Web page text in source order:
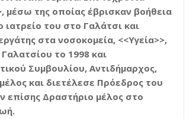
μέσω της οποίας έβρισκαν βοήθεια
του στο Γαλάτσι και
στα νοσοκομεία, <<Υγεία>>,
το 1998 και
Συμβουλίου, Αντιδήμαρχος,
και διετέλεσε Πρόεδρος του
επίσης Δραστήριο μέλος στο